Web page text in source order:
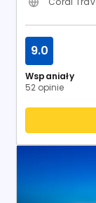
Wspaniały
52 opinie
9.0